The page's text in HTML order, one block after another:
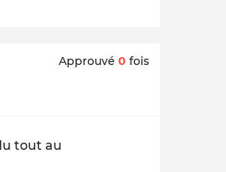
Approuvé 0 fois
tout au